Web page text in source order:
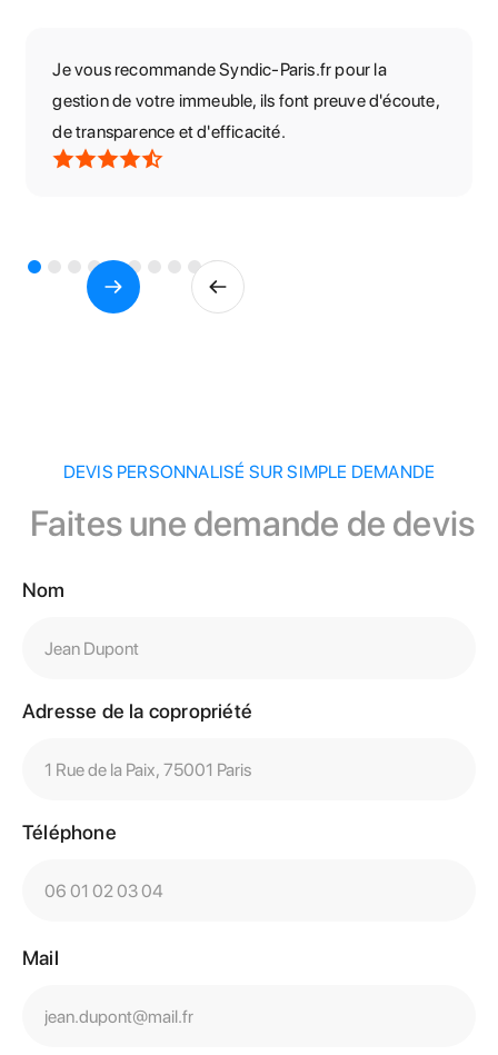
Je vous recommande Syndic-Paris.fr pour la
gestion de votre immeuble, ils font preuve d'écoute,
de transparence et d'efficacité.
DEVIS PERSONNALISÉ SUR SIMPLE DEMANDE
Faites une demande de devis
Nom
Adresse de la copropriété
Téléphone
Mail